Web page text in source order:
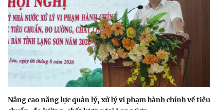
Nâng cao năng lực quản lý, xử lý vi phạm hành chính về tiêu